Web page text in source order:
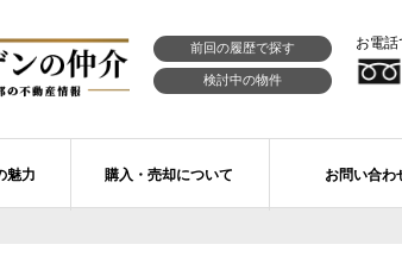
前回の履歴で探す
検討中の物件
お電
魅力 購入・売却について お問い合わ